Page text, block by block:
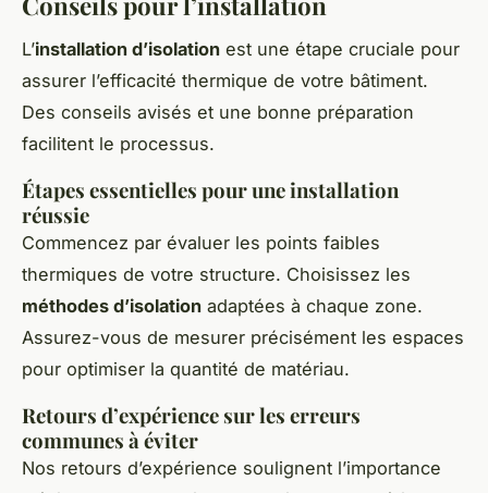
L’installation d’isolation est une étape cruciale pour
assurer l’efficacité thermique de votre bâtiment.
Des conseils avisés et une bonne préparation
facilitent le processus.
Étapes essentielles pour une installation
réussie
Commencez par évaluer les points faibles
thermiques de votre structure. Choisissez les
méthodes d’isolation adaptées à chaque zone.
Assurez-vous de mesurer précisément les espaces
pour optimiser la quantité de matériau.
Retours d’expérience sur les erreurs
communes à éviter
Nos retours d’expérience soulignent l’importance